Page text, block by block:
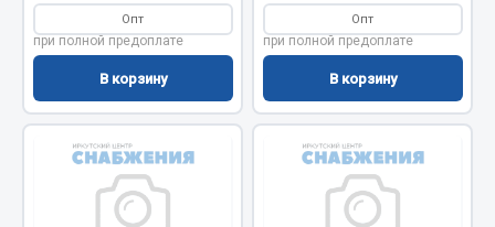
Тормозная система
Электрооборудование
Показать ещё
Фильтры
Опт
при полной предоплате
В корзину
Опт
при полной предоплате
В корзину